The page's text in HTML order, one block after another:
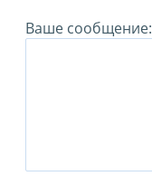
Ваше сообщение: